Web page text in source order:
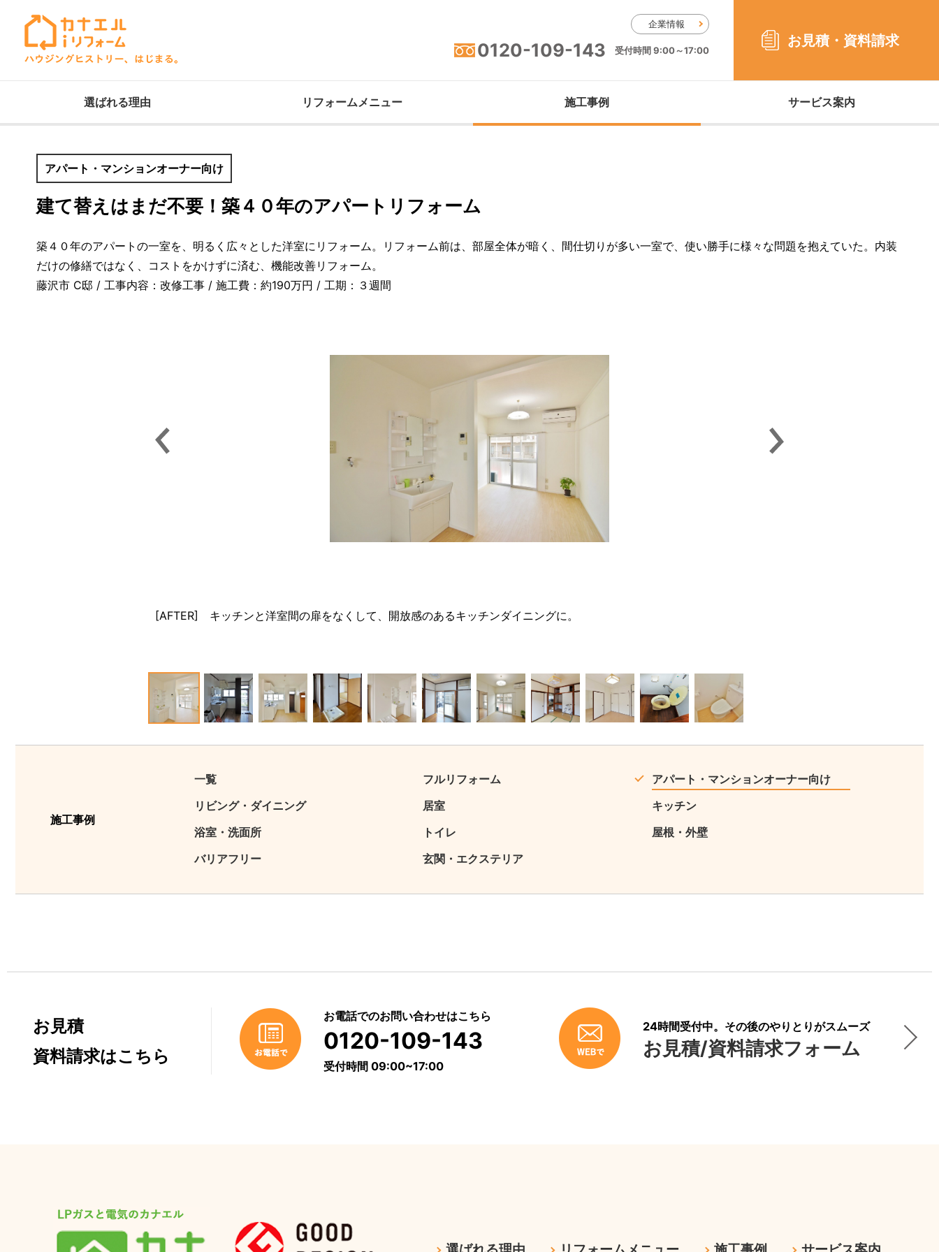
企業情報
0120-109-143 受付時間 9:00～17:00
お見積・ 資料請求
選ばれる理由 リフォームメニュー 施工事例 サービス案内
アパート・マンションオーナー向け
建て替えはまだ不要！築４０年のアパートリフォーム
築４０年のアパートの一室を、明るく広々とした洋室にリフォーム。リフォーム前は、部屋全体が暗く、間仕切りが多い一室で、使い勝手に様々な問題を抱えていた。内装
だけの修繕ではなく、コストをかけずに済む、機能改善リフォーム。
藤沢市 C邸 / 工事内容：改修工事 / 施工費：約190万円 / 工期：３週間
[AFTER] キッチンと洋室間の扉をなくして、開放感のあるキッチンダイニングに。
2 3 6 7 8 9 10
施工事例
一覧 フルリフォーム
アパート・マンションオーナー向け
リビング・ダイニング
居室
キッチン
浴室・洗面所
トイレ
屋根・外壁
バリアフリー
玄関・エクステリア
お見積
資料請求はこちら
お電話でのお問い合わせはこちら
0120-109-143
受付時間 09:00~17:00
24時間受付中。その後のやりとりがスムーズ
お見積/資料請求フォーム